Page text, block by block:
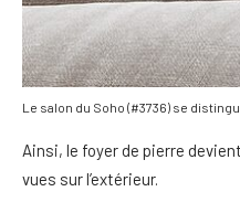
Le salon du Soho (#3736) se
Ainsi, le foyer de pierre
vues sur l’extérieur.